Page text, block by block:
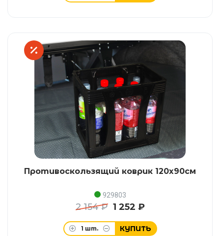
Противоскользящий коврик 120x90см
929803
2 154 ₽ 1 252 ₽
1 шт. КУПИТЬ